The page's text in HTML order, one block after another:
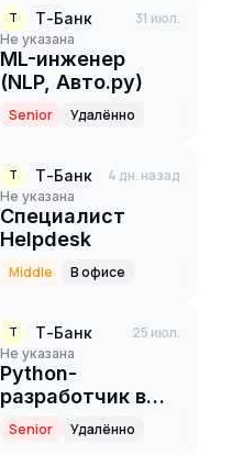
Т Т-Банк 31 июл.
Не указана
ML-инженер
(NLP, Авто.ру)
Senior Удалённо
Т Т-Банк 4 дн. назад
Не указана
Специалист
Helpdesk
Middle В офисе
Т Т-Банк 25 июл.
Не указана
Python-
разработчик в
команду запуска
внутренних AI-
Senior Удалённо